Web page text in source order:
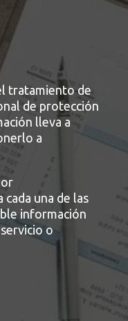
tratamiento de
de protección
lleva a
a
una de las
información
o